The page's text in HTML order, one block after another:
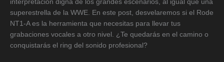
interpretación digna de los grandes escenarios, al igual que una
superestrella de la WWE. En este post, desvelaremos si el Rode
NT1-A es la herramienta que necesitas para llevar tus
grabaciones vocales a otro nivel. ¿Te quedarás en el camino o
conquistarás el ring del sonido profesional?